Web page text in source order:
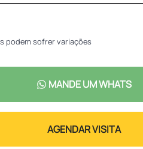
podem sofrer variações
MANDE UM WHATS
AGENDAR VISITA